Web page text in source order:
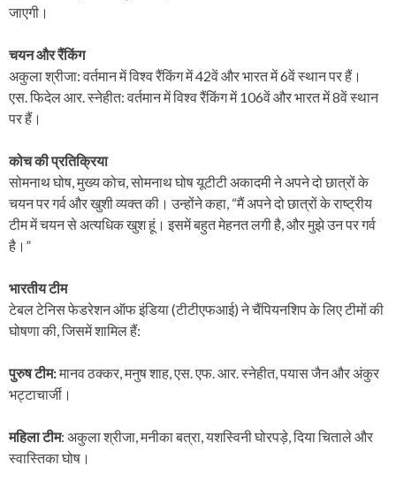
जाएगी।
चयन और रैंकिंग
अकुला श्रीजा: वर्तमान में विश्व रैंकिंग में 42वें और भारत में 6वें स्थान पर हैं।
एस. फिदेल आर. स्नेहीत: वर्तमान में विश्व रैंकिंग में 106वें और भारत में 8वें स्थान
पर हैं।
कोच की प्रतिक्रिया
सोमनाथ घोष, मुख्य कोच, सोमनाथ घोष यूटीटी अकादमी ने अपने दो छात्रों के
चयन पर गर्व और खुशी व्यक्त की। उन्होंने कहा, “मैं अपने दो छात्रों के राष्ट्रीय
टीम में चयन से अत्यधिक खुश हूं। इसमें बहुत मेहनत लगी है, और मुझे उन पर गर्व
है।”
भारतीय टीम
टेबल टेनिस फेडरेशन ऑफ इंडिया (टीटीएफआई) ने चैंपियनशिप के लिए टीमों की
घोषणा की, जिसमें शामिल हैं:
पुरुष टीम:मानव ठक्कर, मनुष शाह, एस. एफ. आर. स्नेहीत, पयास जैन और अंकुर
भट्टाचार्जी।
महिला टीम: अकुला श्रीजा, मनीका बत्रा, यशस्विनी घोरपड़े, दिया चिताले और
स्वास्तिका घोष।